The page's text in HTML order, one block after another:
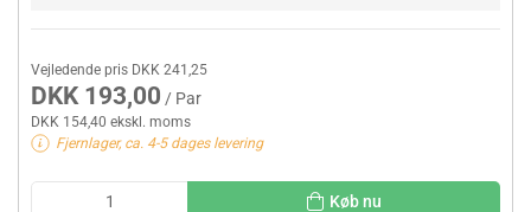
Vejledende pris DKK 241,25
DKK 193,00 / Par
DKK 154,40 ekskl. moms
Fjernlager, ca. 4-5 dages levering
Køb nu